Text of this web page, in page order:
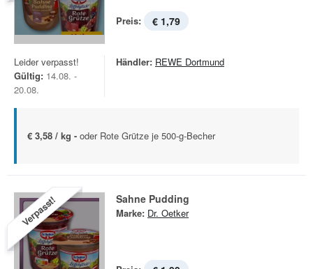
Preis: € 1,79
Leider verpasst!
Gültig: 14.08. -
20.08.
Händler: REWE Dortmund
€ 3,58 / kg - oder Rote Grütze je 500-g-Becher
Verpasst! Sahne Pudding
Marke: Dr. Oetker